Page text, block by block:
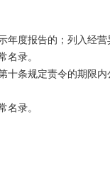
度报告的；列入经营
名录。
十条规定责令的期限
名录。